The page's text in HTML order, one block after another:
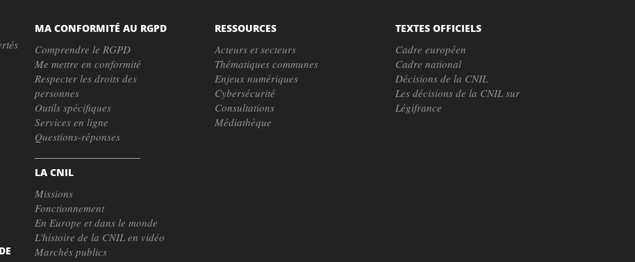
MA CONFORMITÉ AU RGPD
Comprendre le RGPD
Me mettre en conformité
Respecter les droits des
personnes
Outils spécifiques
Services en ligne
Questions-réponses
LA CNIL
Missions
Fonctionnement
En Europe et dans le monde
L'histoire de la CNIL en vidéo
Marchés publics
RESSOURCES
Acteurs et secteurs
Thématiques communes
Enjeux numériques
Cybersécurité
Consultations
Médiathèque
TEXTES OFFICIELS
Cadre européen
Cadre national
Décisions de la CNIL
Les décisions de la CNIL sur
Légifrance